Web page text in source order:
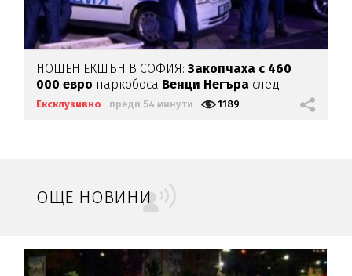
НОЩЕН ЕКШЪН В СОФИЯ:Закопчаха с 460
000 евро наркобоса Венци Негъра след
бясна гонка
Ексклузивно преди 54 минути 1189
ОЩЕ НОВИНИ